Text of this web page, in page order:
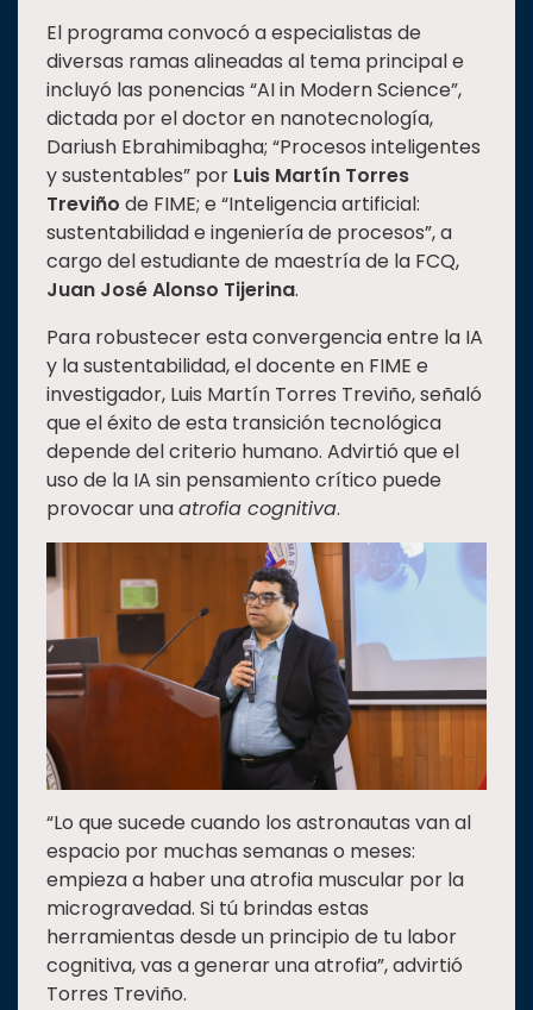
Investigación
Internacionalización
Responsabilidad
social
Vinculación
Historia
Universiada
Nacional
El programa convocó a especialistas de
diversas ramas alineadas al tema principal e
incluyó las ponencias “AI in Modern Science”,
dictada por el doctor en nanotecnología,
Dariush Ebrahimibagha; “Procesos inteligentes
y sustentables” por Luis Martín Torres
Treviño de FIME; e “Inteligencia artificial:
sustentabilidad e ingeniería de procesos”, a
cargo del estudiante de maestría de la FCQ,
Juan José Alonso Tijerina.
Para robustecer esta convergencia entre la IA
y la sustentabilidad, el docente en FIME e
investigador, Luis Martín Torres Treviño, señaló
que el éxito de esta transición tecnológica
depende del criterio humano. Advirtió que el
uso de la IA sin pensamiento crítico puede
provocar unaatrofia cognitiva.
“Lo que sucede cuando los astronautas van al
espacio por muchas semanas o meses:
empieza a haber una atrofia muscular por la
microgravedad. Si tú brindas estas
herramientas desde un principio de tu labor
cognitiva, vas a generar una atrofia”, advirtió
Torres Treviño.